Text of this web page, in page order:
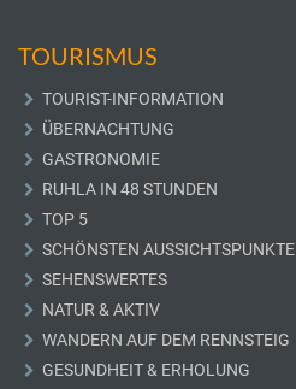
TOURISMUS
TOURIST-INFORMATION
ÜBERNACHTUNG
GASTRONOMIE
RUHLA IN 48 STUNDEN
TOP 5
SCHÖNSTEN AUSSICHTSPUNKTE
SEHENSWERTES
NATUR & AKTIV
WANDERN AUF DEM RENNSTEIG
GESUNDHEIT & ERHOLUNG